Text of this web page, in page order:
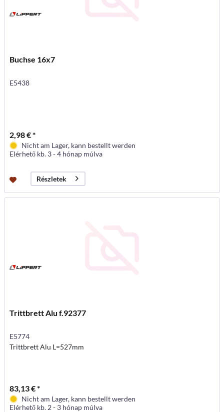
Buchse 16x7
E5438
2,98 € *
Nicht am Lager, kann bestellt werden
Elérhető kb. 3 - 4 hónap múlva
Részletek
Trittbrett Alu f.92377
E5774
Trittbrett Alu L=527mm
83,13 € *
Nicht am Lager, kann bestellt werden
Elérhető kb. 2 - 3 hónap múlva